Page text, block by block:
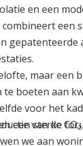
en een
maar een
te boeten aan
voor het
van de
een sterke
we aan